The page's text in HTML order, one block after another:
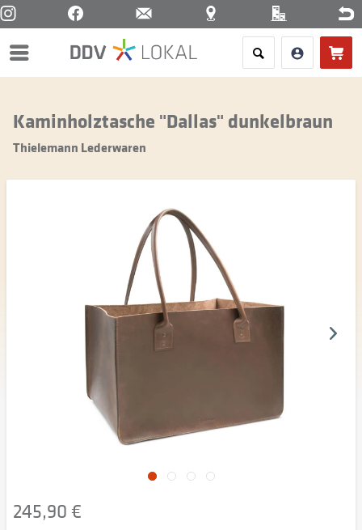
Menü
Kaminholztasche "Dallas" dunkelbraun
Thielemann Lederwaren
245,90 €